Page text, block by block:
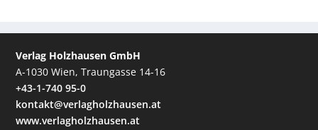
Verlag Holzhausen GmbH
A-1030 Wien, Traungasse 14-16
+43-1-740 95-0
kontakt@verlagholzhausen.at
www.verlagholzhausen.at